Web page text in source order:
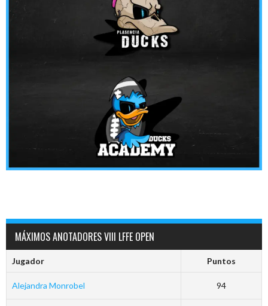
MÁXIMOS ANOTADORES VIII LFFE OPEN
Jugador Puntos
Alejandra Monrobel 94